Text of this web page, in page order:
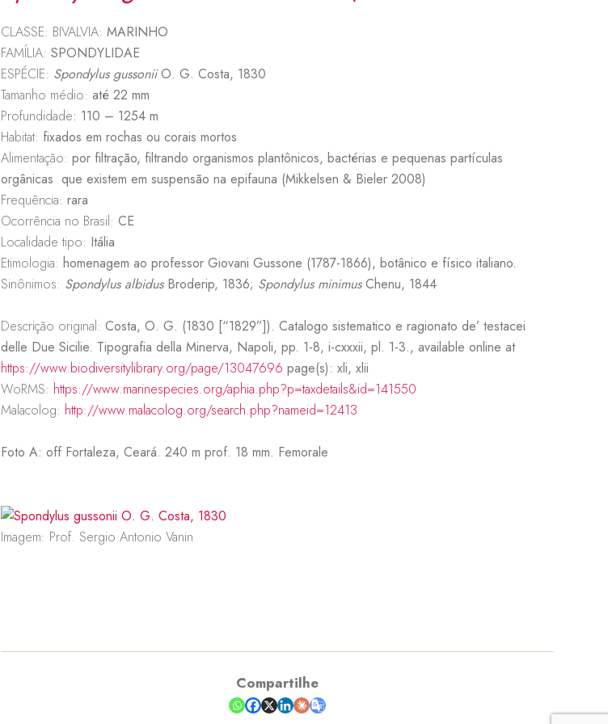
CLASSE: BIVALVIA: MARINHO
FAMÍLIA: SPONDYLIDAE
ESPÉCIE: Spondylus gussoniiO. G. Costa, 1830
Tamanho médio: até 22 mm
Profundidade: 110 – 1254 m
Habitat: fixados em rochas ou corais mortos
Alimentação: por filtração, filtrando organismos plantônicos, bactérias e pequenas partículas
orgânicas que existem em suspensão na epifauna (Mikkelsen & Bieler2008)
Frequência: rara
Ocorrência no Brasil: CE
Localidade tipo: Itália
Etimologia: homenagem ao professor Giovani Gussone (1787-1866), botânico e físico italiano.
Sinônimos: Spondylus albidus Broderip, 1836; SpondylusminimusChenu, 1844
Descrição original: Costa, O. G. (1830 [“1829”]). Catalogo sistematico e ragionato de’ testacei
delle Due Sicilie. Tipografia della Minerva, Napoli, pp. 1-8, i-cxxxii, pl. 1-3., available online at
https://www.biodiversitylibrary.org/page/13047696 page(s): xli, xlii
WoRMS: https://www.marinespecies.org/aphia.php?p=taxdetails&id=141550
Malacolog: http://www.malacolog.org/search.php?nameid=12413
Foto A: off Fortaleza, Ceará. 240 m prof. 18 mm. Femorale
Imagem: Prof. Sergio Antonio Vanin
Compartilhe